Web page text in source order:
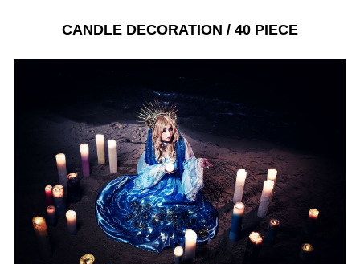
CANDLE DECORATION / 40 PIECE